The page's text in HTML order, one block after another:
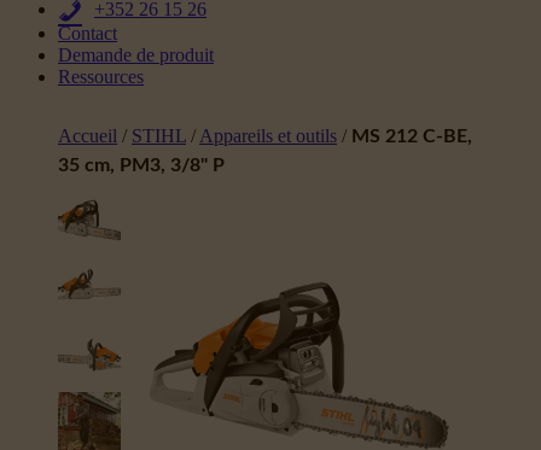
+352 26 15 26
Contact
Demande de produit
Ressources
Accueil / STIHL / Appareils et outils / MS 212 C-BE,
35 cm, PM3, 3/8" P